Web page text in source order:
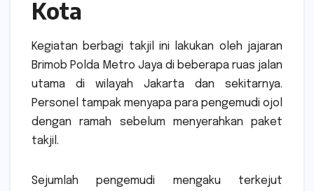
Kota
Kegiatan berbagi takjil ini lakukan oleh jajaran
Brimob Polda Metro Jaya di beberapa ruas jalan
utama di wilayah Jakarta dan sekitarnya.
Personel tampak menyapa para pengemudi ojol
dengan ramah sebelum menyerahkan paket
takjil.
Sejumlah pengemudi mengaku terkejut